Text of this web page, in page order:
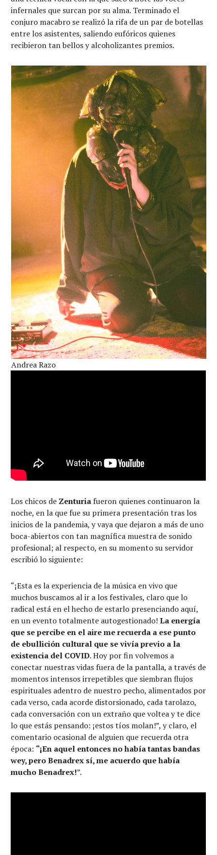
infernales que surcan por su alma. Terminado el
conjuro macabro se realizó la rifa de un par de botellas
entre los asistentes, saliendo eufóricos quienes
recibieron tan bellos y alcoholizantes premios.
Andrea Razo
Los chicos de Zenturia fueron quienes continuaron la
noche, en la que fue su primera presentación tras los
inicios de la pandemia, y vaya que dejaron a más de uno
boca-abiertos con tan magnífica muestra de sonido
profesional; al respecto, en su momento su servidor
escribió lo siguiente:
“¡Esta es la experiencia de la música en vivo que
muchos buscamos al ir a los festivales, claro que lo
radical está en el hecho de estarlo presenciando aquí,
en un evento totalmente autogestionado!La energía
que se percibe en el aire me recuerda a ese punto
de ebullición cultural que se vivía previo a la
existencia del COVID. Hoy por fin volvemos a
conectar nuestras vidas fuera de la pantalla, a través de
momentos intensos irrepetibles que siembran flujos
espirituales adentro de nuestro pecho, alimentados por
cada verso, cada acorde distorsionado, cada tarolazo,
cada conversación con un extraño que voltea y te dice
lo que estás pensando: ¡estos tíos molan!”, y claro, el
comentario ocasional de alguien que recuerda otra
época: “¡En aquel entonces no había tantas bandas
wey, pero Benadrex sí, me acuerdo que había
mucho Benadrex!”.